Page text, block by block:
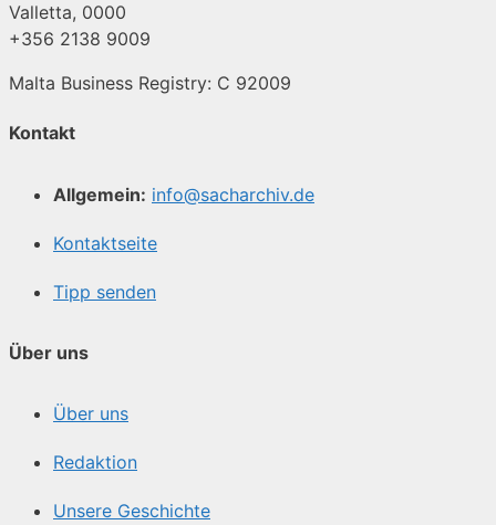
Valletta, 0000
+356 2138 9009
Malta Business Registry: C 92009
Kontakt
Allgemein: info@sacharchiv.de
Kontaktseite
Tipp senden
Über uns
Über uns
Redaktion
Unsere Geschichte